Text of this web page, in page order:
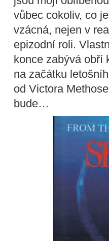
vůbec cokoliv, co
vzácná, nejen v
epizodní roli.
konce zabývá obří
na začátku
od Victora
bude…